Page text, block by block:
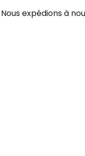
expédions à